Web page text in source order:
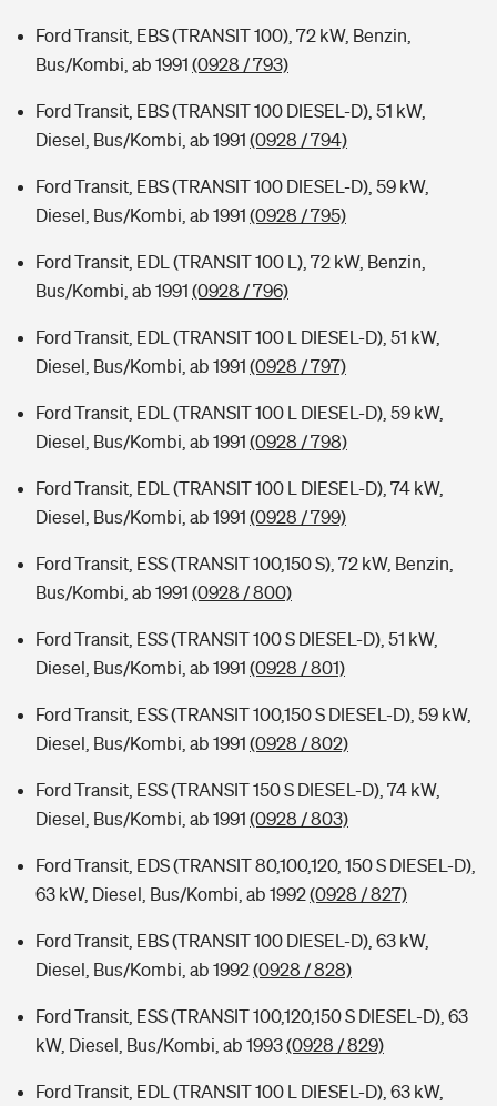
Ford Transit, EBS (TRANSIT 100), 72 kW, Benzin,
Bus/Kombi, ab 1991 (0928 / 793)
Ford Transit, EBS (TRANSIT 100 DIESEL-D), 51 kW,
Diesel, Bus/Kombi, ab 1991 (0928 / 794)
Ford Transit, EBS (TRANSIT 100 DIESEL-D), 59 kW,
Diesel, Bus/Kombi, ab 1991 (0928 / 795)
Ford Transit, EDL (TRANSIT 100 L), 72 kW, Benzin,
Bus/Kombi, ab 1991 (0928 / 796)
Ford Transit, EDL (TRANSIT 100 L DIESEL-D), 51 kW,
Diesel, Bus/Kombi, ab 1991 (0928 / 797)
Ford Transit, EDL (TRANSIT 100 L DIESEL-D), 59 kW,
Diesel, Bus/Kombi, ab 1991 (0928 / 798)
Ford Transit, EDL (TRANSIT 100 L DIESEL-D), 74 kW,
Diesel, Bus/Kombi, ab 1991 (0928 / 799)
Ford Transit, ESS (TRANSIT 100,150 S), 72 kW, Benzin,
Bus/Kombi, ab 1991 (0928 / 800)
Ford Transit, ESS (TRANSIT 100 S DIESEL-D), 51 kW,
Diesel, Bus/Kombi, ab 1991 (0928 / 801)
Ford Transit, ESS (TRANSIT 100,150 S DIESEL-D), 59 kW,
Diesel, Bus/Kombi, ab 1991 (0928 / 802)
Ford Transit, ESS (TRANSIT 150 S DIESEL-D), 74 kW,
Diesel, Bus/Kombi, ab 1991 (0928 / 803)
Ford Transit, EDS (TRANSIT 80,100,120, 150 S DIESEL-D),
63 kW, Diesel, Bus/Kombi, ab 1992(0928 / 827)
Ford Transit, EBS (TRANSIT 100 DIESEL-D), 63 kW,
Diesel, Bus/Kombi, ab 1992(0928 / 828)
Ford Transit, ESS (TRANSIT 100,120,150 S DIESEL-D), 63
kW, Diesel, Bus/Kombi, ab 1993(0928 / 829)
Ford Transit, EDL (TRANSIT 100 L DIESEL-D), 63 kW,